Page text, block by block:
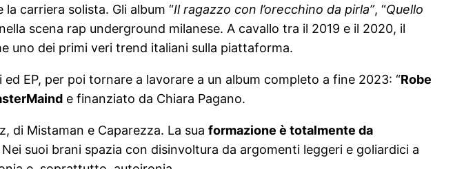
carriera solista. Gli album “Il ragazzo con l’orecchino da pirla”, “Quello
scena rap underground milanese. A cavallo tra il 2019 e il 2020, il
uno dei primi veri trend italiani sulla piattaforma.
EP, per poi tornare a lavorare a un album completo a fine 2023: “Robe
e finanziato da Chiara Pagano.
di Mistaman e Caparezza. La sua formazione è totalmente da
suoi brani spazia con disinvoltura da argomenti leggeri e goliardici a